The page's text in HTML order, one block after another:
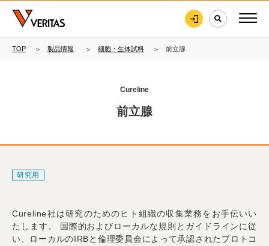
TOP 製品情報 細胞・生体試料 前立腺
Cureline
前立腺
研究用
Cureline社は研究のためのヒト組織の収集業務をお手伝いい
たします。 国際的およびローカルな規則とガイドラインに従
い、ローカルのIRBと倫理委員会によって承認されたプロトコ